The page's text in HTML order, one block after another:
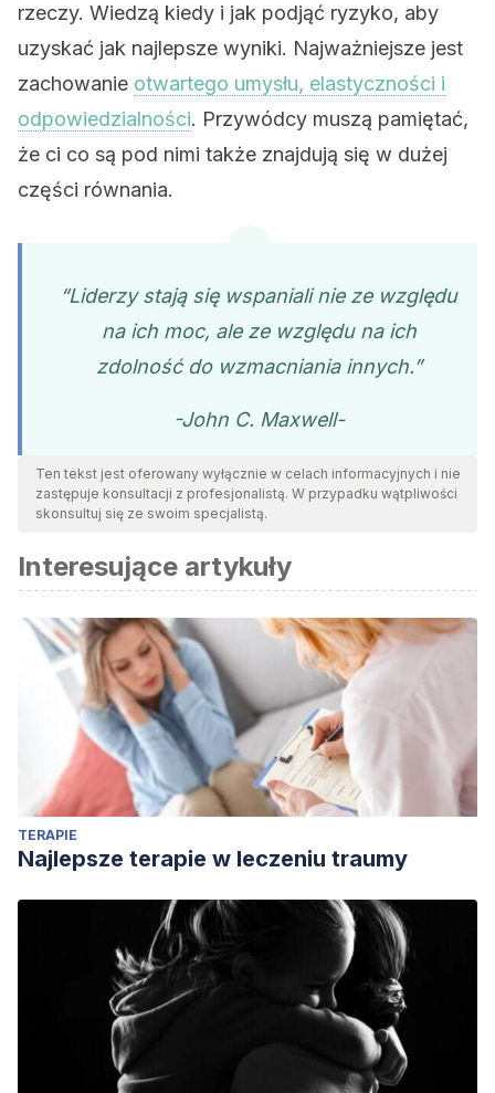
rzeczy. Wiedzą kiedy i jak podjąć ryzyko, aby
uzyskać jak najlepsze wyniki. Najważniejsze jest
zachowanie otwartego umysłu, elastyczności i
odpowiedzialności. Przywódcy muszą pamiętać,
że ci co są pod nimi także znajdują się w dużej
części równania.
“Liderzy stają się wspaniali nie ze względu
na ich moc, ale ze względu na ich
zdolność do wzmacniania innych.”
-John C. Maxwell-
Ten tekst jest oferowany wyłącznie w celach informacyjnych i nie
zastępuje konsultacji z profesjonalistą. W przypadku wątpliwości
skonsultuj się ze swoim specjalistą.
Interesujące artykuły
TERAPIE
Najlepsze terapie w leczeniu traumy